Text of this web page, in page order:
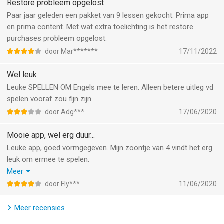
• Veilig voor kinderen & reclamevrij. Ouders kunnen gerust zijn:
er is geen storende reclame die kinderen afleidt van het leren.
Alle inhoud is geschikt voor kinderen vanaf 3 jaar.
Geen probleem! Engels Leren van Studycat werkt zowel online
als offline.
WAT ZEGGEN OUDERS?
“Als ouder die thuis tweetalige kinderen probeert op te voeden,
is Studycat een handige app om ze op weg te helpen en
enthousiast te maken voor de taal.” — Fluent in 3 Months
“Alles is zorgvuldig doordacht en de spelletjes en activiteiten
Restore probleem opgelost
Paar jaar geleden een pakket van 9 lessen gekocht. Prima app
en prima content. Met wat extra toelichting is het restore
purchases probleem opgelost.
door Mar******* 17/11/2022
Wel leuk
Leuke SPELLEN OM Engels mee te leren. Alleen betere uitleg vd
spelen vooraf zou fijn zijn.
door Adg*** 17/06/2020
Mooie app, wel erg duur...
Leuke app, goed vormgegeven. Mijn zoontje van 4 vindt het erg
leuk om ermee te spelen.
Grootste nadeel is de prijs: een jaarabonnement is erg prijzig, en
dan is het dus ook nog geen vaste aanschafprijs maar een
Meer
door Fly*** 11/06/2020
Meer recensies